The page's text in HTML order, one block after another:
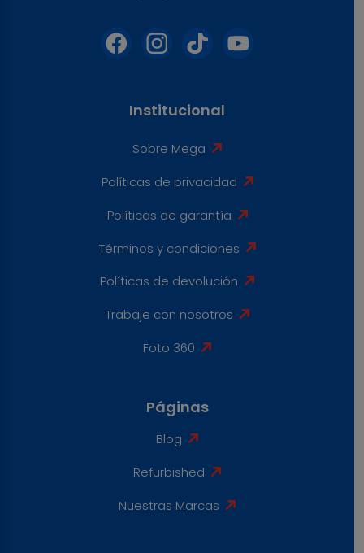
Institucional
Sobre Mega
Políticas de privacidad
Políticas de garantía
Términos y condiciones
Políticas de devolución
Trabaje con nosotros
Foto 360
Páginas
Blog
Refurbished
Nuestras Marcas